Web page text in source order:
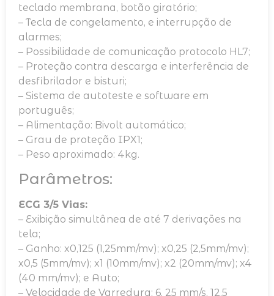
teclado membrana, botão giratório;
– Tecla de congelamento, e interrupção de
alarmes;
– Possibilidade de comunicação protocolo HL7;
– Proteção contra descarga e interferência de
desfibrilador e bisturi;
– Sistema de autoteste e software em
português;
– Alimentação: Bivolt automático;
– Grau de proteção IPX1;
– Peso aproximado: 4kg.
Parâmetros:
ECG 3/5 Vias:
– Exibição simultânea de até 7 derivações na
tela;
– Ganho: x0,125 (1,25mm/mv); x0,25 (2,5mm/mv);
x0,5 (5mm/mv); x1 (10mm/mv); x2 (20mm/mv); x4
(40 mm/mv); e Auto;
– Velocidade de Varredura: 6, 25 mm/s, 12,5